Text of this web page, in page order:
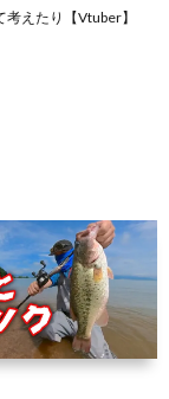
えたり【Vtuber】